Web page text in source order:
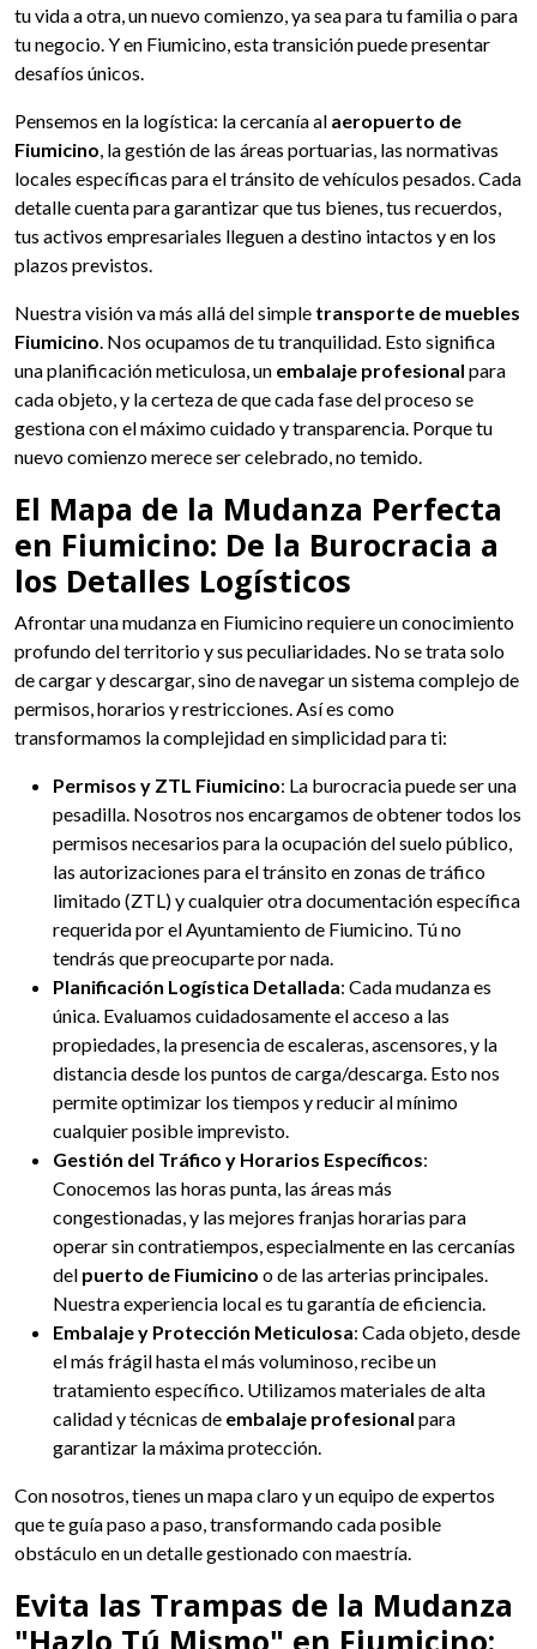
tu vida a otra, un nuevo comienzo, ya sea para tu familia o para
tu negocio. Y en Fiumicino, esta transición puede presentar
desafíos únicos.
Pensemos en la logística: la cercanía al aeropuerto de
Fiumicino, la gestión de las áreas portuarias, las normativas
locales específicas para el tránsito de vehículos pesados. Cada
detalle cuenta para garantizar que tus bienes, tus recuerdos,
tus activos empresariales lleguen a destino intactos y en los
plazos previstos.
Nuestra visión va más allá del simple transporte de muebles
Fiumicino. Nos ocupamos de tu tranquilidad. Esto significa
una planificación meticulosa, un embalaje profesional para
cada objeto, y la certeza de que cada fase del proceso se
gestiona con el máximo cuidado y transparencia. Porque tu
nuevo comienzo merece ser celebrado, no temido.
El Mapa de la Mudanza Perfecta
en Fiumicino: De la Burocracia a
los Detalles Logísticos
Afrontar una mudanza en Fiumicino requiere un conocimiento
profundo del territorio y sus peculiaridades. No se trata solo
de cargar y descargar, sino de navegar un sistema complejo de
permisos, horarios y restricciones. Así es como
transformamos la complejidad en simplicidad para ti:
Permisos y ZTL Fiumicino: La burocracia puede ser una
pesadilla. Nosotros nos encargamos de obtener todos los
permisos necesarios para la ocupación del suelo público,
las autorizaciones para el tránsito en zonas de tráfico
limitado (ZTL) y cualquier otra documentación específica
requerida por el Ayuntamiento de Fiumicino. Tú no
tendrás que preocuparte por nada.
Planificación Logística Detallada: Cada mudanza es
única. Evaluamos cuidadosamente el acceso a las
propiedades, la presencia de escaleras, ascensores, y la
distancia desde los puntos de carga/descarga. Esto nos
permite optimizar los tiempos y reducir al mínimo
cualquier posible imprevisto.
Gestión del Tráfico y Horarios Específicos:
Conocemos las horas punta, las áreas más
congestionadas, y las mejores franjas horarias para
operar sin contratiempos, especialmente en las cercanías
del puerto de Fiumicino o de las arterias principales.
Nuestra experiencia local es tu garantía de eficiencia.
Embalaje y Protección Meticulosa: Cada objeto, desde
el más frágil hasta el más voluminoso, recibe un
tratamiento específico. Utilizamos materiales de alta
calidad y técnicas de embalaje profesional para
garantizar la máxima protección.
Con nosotros, tienes un mapa claro y un equipo de expertos
que te guía paso a paso, transformando cada posible
obstáculo en un detalle gestionado con maestría.
Evita las Trampas de la Mudanza